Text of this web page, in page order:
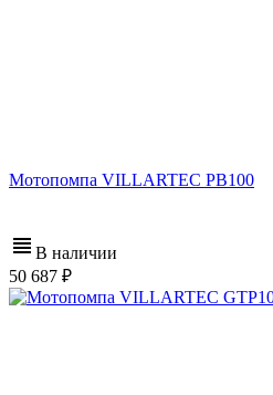
Мотопомпа VILLARTEC PB100
В наличии
50 687